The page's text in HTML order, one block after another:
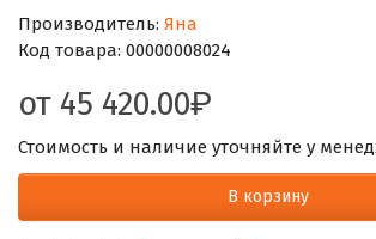
Производитель: Яна
Код товара: 00000008024
от 45 420.00
Стоимость и наличие уточняйте у
В корзину